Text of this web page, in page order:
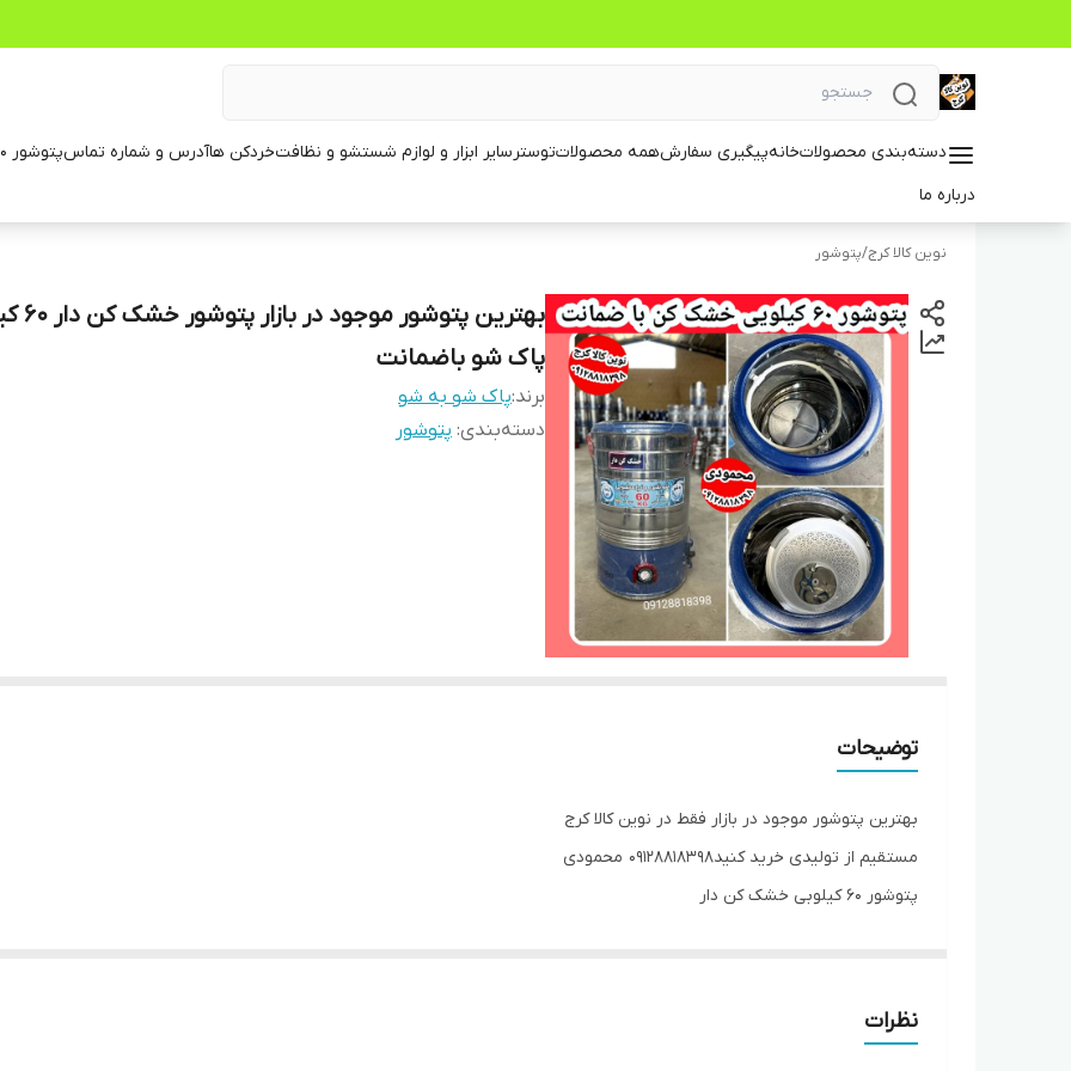
دسته‌بندی محصولاتخانهپیگیری سفارشهمه محصولاتتوسترسایر ابزار و لوازم شستشو و نظافتخردکن هاآدرس و شماره تماسپتوشور ۶۰ کیلویی
درباره ما
نوین کالا کرج/پتوشور
بهترین
پاک شو باضمانت
برند:پاک شو به شو
دسته‌بندی: پتوشور
توضیحات
بهترین پتوشور موجود در بازار فقط در نوین کالا کرج
مستقیم از تولیدی خرید کنید09128818398 محمودی
پتوشور ۶۰ کیلوبی خشک کن دار
ضمانت شرکتی
نظرات